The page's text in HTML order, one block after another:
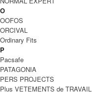
O
OOFOS
ORCIVAL
Ordinary Fits
P
Pacsafe
PATAGONIA
PERS PROJECTS
Plus VETEMENTS de TRAVAIL